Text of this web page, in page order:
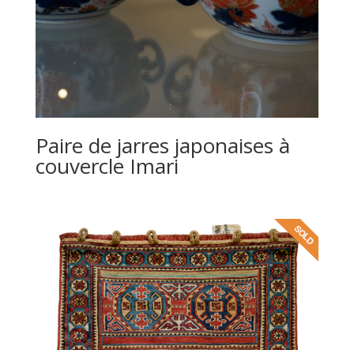
Paire de jarres japonaises à
couvercle Imari